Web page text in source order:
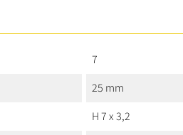
7
25 mm
H 7 x 3,2